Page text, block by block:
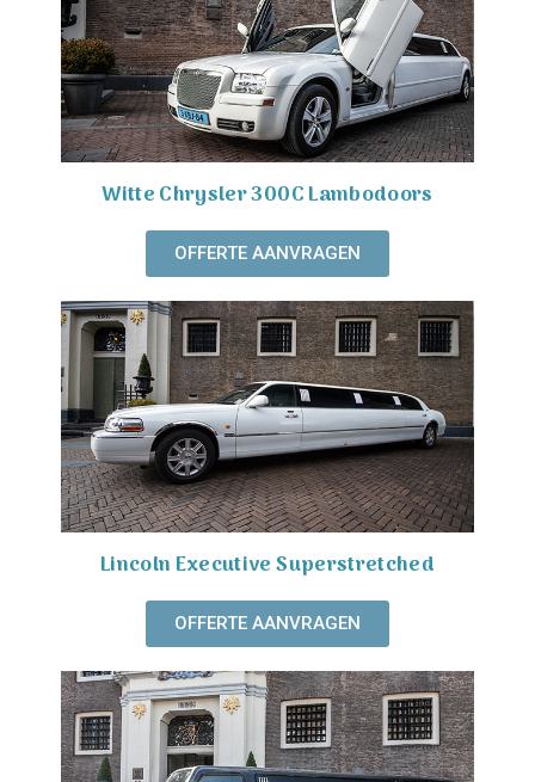
Witte Chrysler 300C Lambodoors
OFFERTE AANVRAGEN
Lincoln Executive Superstretched
OFFERTE AANVRAGEN